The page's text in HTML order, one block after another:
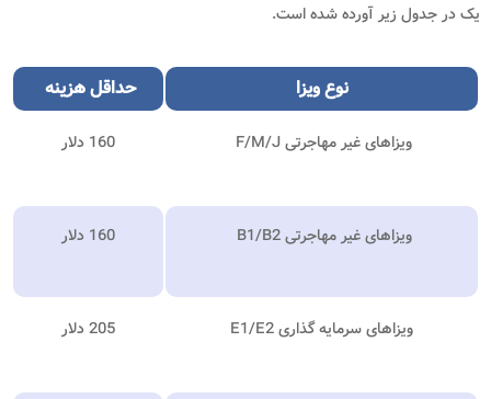
یک در جدول زیر آورده شده است.
نوع ویزا حداقلهزینه
ویزاهای غیر مهاجرتی F/M/J 160 دلار
ویزاهای غیر مهاجرتی B1/B2 160 دلار
ویزاهای سرمایه گذاری E1/E2 205 دلار